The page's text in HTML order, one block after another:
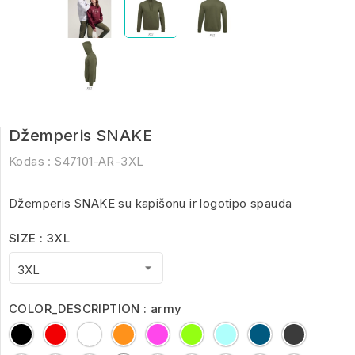
Džemperis SNAKE
Kodas : S47101-AR-3XL
Džemperis SNAKE su kapišonu ir logotipo spauda
SIZE : 3XL
COLOR_DESCRIPTION : army
BlackRed WhiteOrangeFuchsiaLime Aqua Charcoal
Melange
Dark
Grey